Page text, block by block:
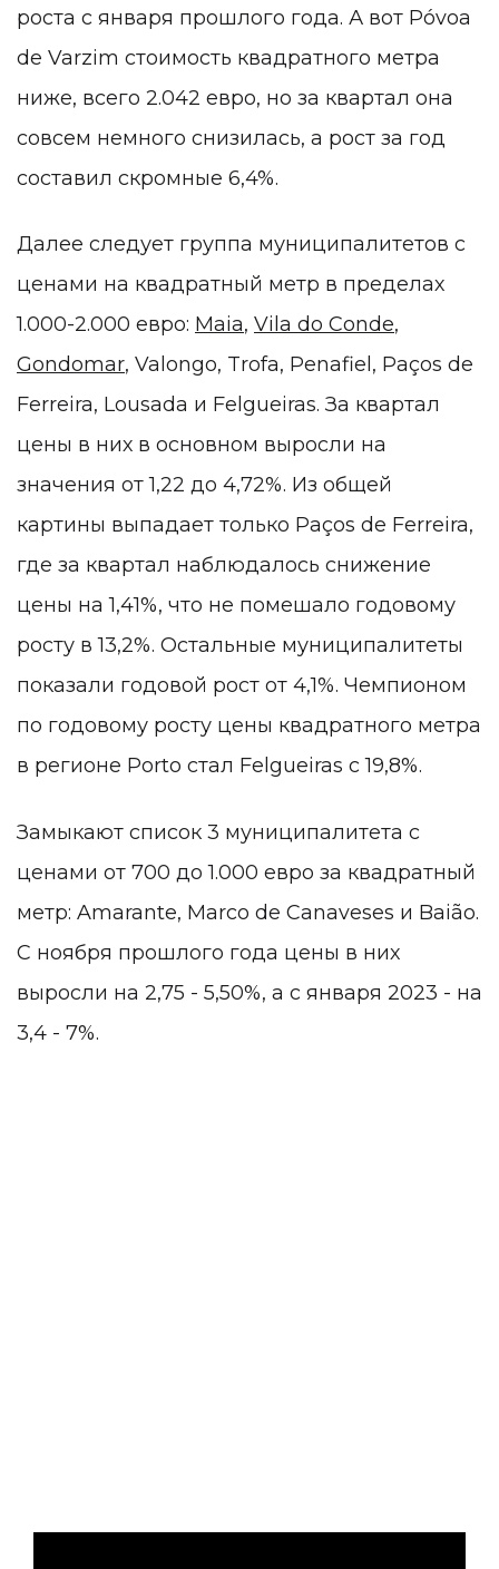
роста с января прошлого года. А вот Póvoa
de Varzim стоимость квадратного метра
ниже, всего 2.042 евро, но за квартал она
совсем немного снизилась, а рост за год
составил скромные 6,4%.
Далее следует группа муниципалитетов с
ценами на квадратный метр в пределах
1.000-2.000 евро: Maia, Vila do Conde,
Gondomar, Valongo, Trofa, Penafiel, Paços de
Ferreira, Lousada и Felgueiras. За квартал
цены в них в основном выросли на
значения от 1,22 до 4,72%. Из общей
картины выпадает только Paços de Ferreira,
где за квартал наблюдалось снижение
цены на 1,41%, что не помешало годовому
росту в 13,2%. Остальные муниципалитеты
показали годовой рост от 4,1%. Чемпионом
по годовому росту цены квадратного метра
в регионе Porto стал Felgueiras с 19,8%.
Замыкают список 3 муниципалитета с
ценами от 700 до 1.000 евро за квадратный
метр: Amarante, Marco de Canaveses и Baião.
С ноября прошлого года цены в них
выросли на 2,75 - 5,50%, а с января 2023 - на
3,4 - 7%.